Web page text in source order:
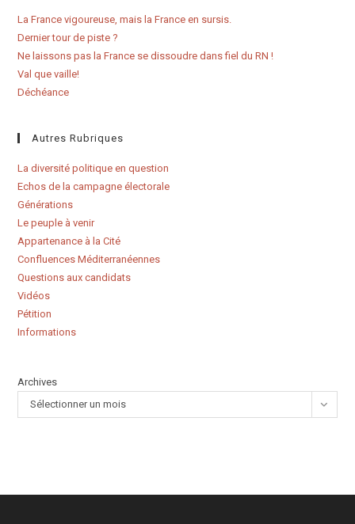
La France vigoureuse, mais la France en sursis.
Dernier tour de piste ?
Ne laissons pas la France se dissoudre dans fiel du RN !
Val que vaille!
Déchéance
Autres Rubriques
La diversité politique en question
Echos de la campagne électorale
Générations
Le peuple à venir
Appartenance à la Cité
Confluences Méditerranéennes
Questions aux candidats
Vidéos
Pétition
Informations
Archives
Sélectionner un mois